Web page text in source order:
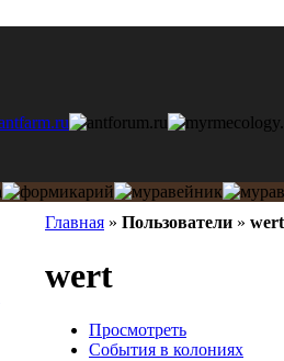
Главная » Пользователи » wert
wert
Просмотреть
События в колониях